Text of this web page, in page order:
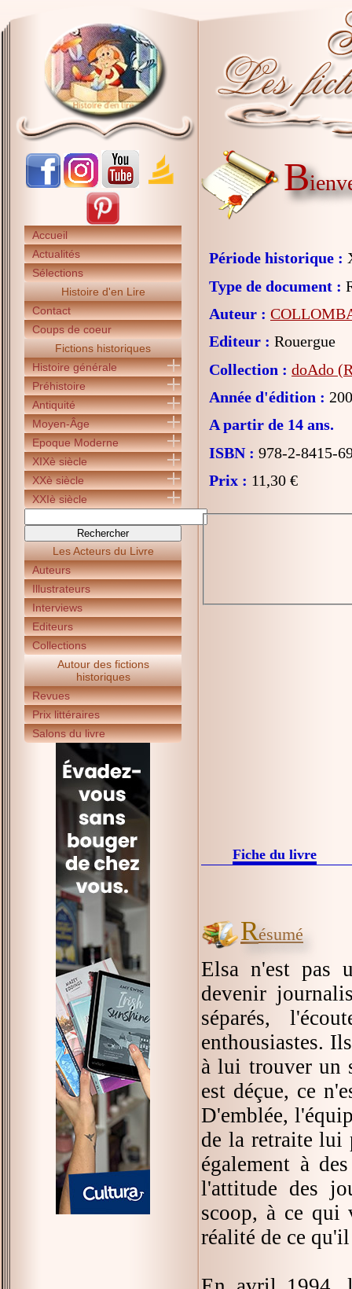
Accueil
Actualités
Sélections
Histoire d'en Lire
Contact
Coups de coeur
Fictions historiques
Histoire générale
Préhistoire
Antiquité
Moyen-Âge
Epoque Moderne
XIXè siècle
XXè siècle
XXIè siècle
Les Acteurs du Livre
Auteurs
Illustrateurs
Interviews
Editeurs
Collections
Autour des fictions
historiques
Revues
Prix littéraires
Salons du livre
B
Période historique :
Type de document :
Auteur :
Editeur : Rouergue
Collection : doAdo
Année d'édition :
A partir de 14 ans.
ISBN : 978-2-8415-
Prix : 11,30 €
Fiche du livre
Résumé
Elsa n'est pas
devenir
séparés,
enthousiastes.
à lui trouver un
est déçue, ce
D'emblée,
de la retraite lui
également à
l'attitude des
scoop, à ce qui
réalité de ce qu'il